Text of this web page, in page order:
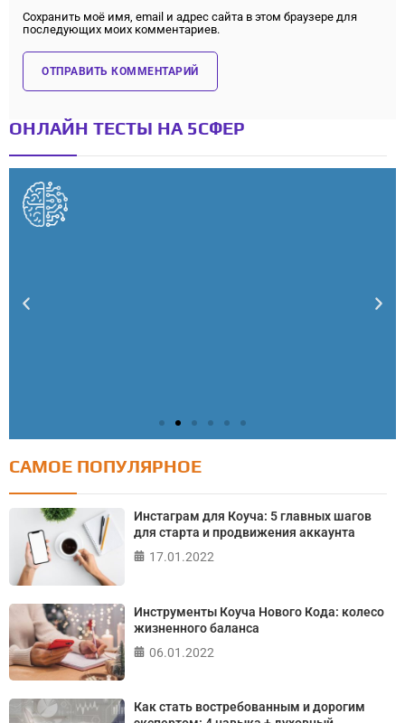
Сохранить моё имя, email и адрес сайта в этом браузере для
последующих моих комментариев.
ОНЛАЙН ТЕСТЫ НА 5СФЕР
Тест: Как я контролирую свою жизнь?
Онлайн тест на основе шкалы локуса контроля
Джулиана Роттера
САМОЕ ПОПУЛЯРНОЕ
Инстаграм для Коуча: 5 главных шагов
для старта и продвижения аккаунта
17.01.2022
Инструменты Коуча Нового Кода: колесо
жизненного баланса
06.01.2022
Как стать востребованным и дорогим